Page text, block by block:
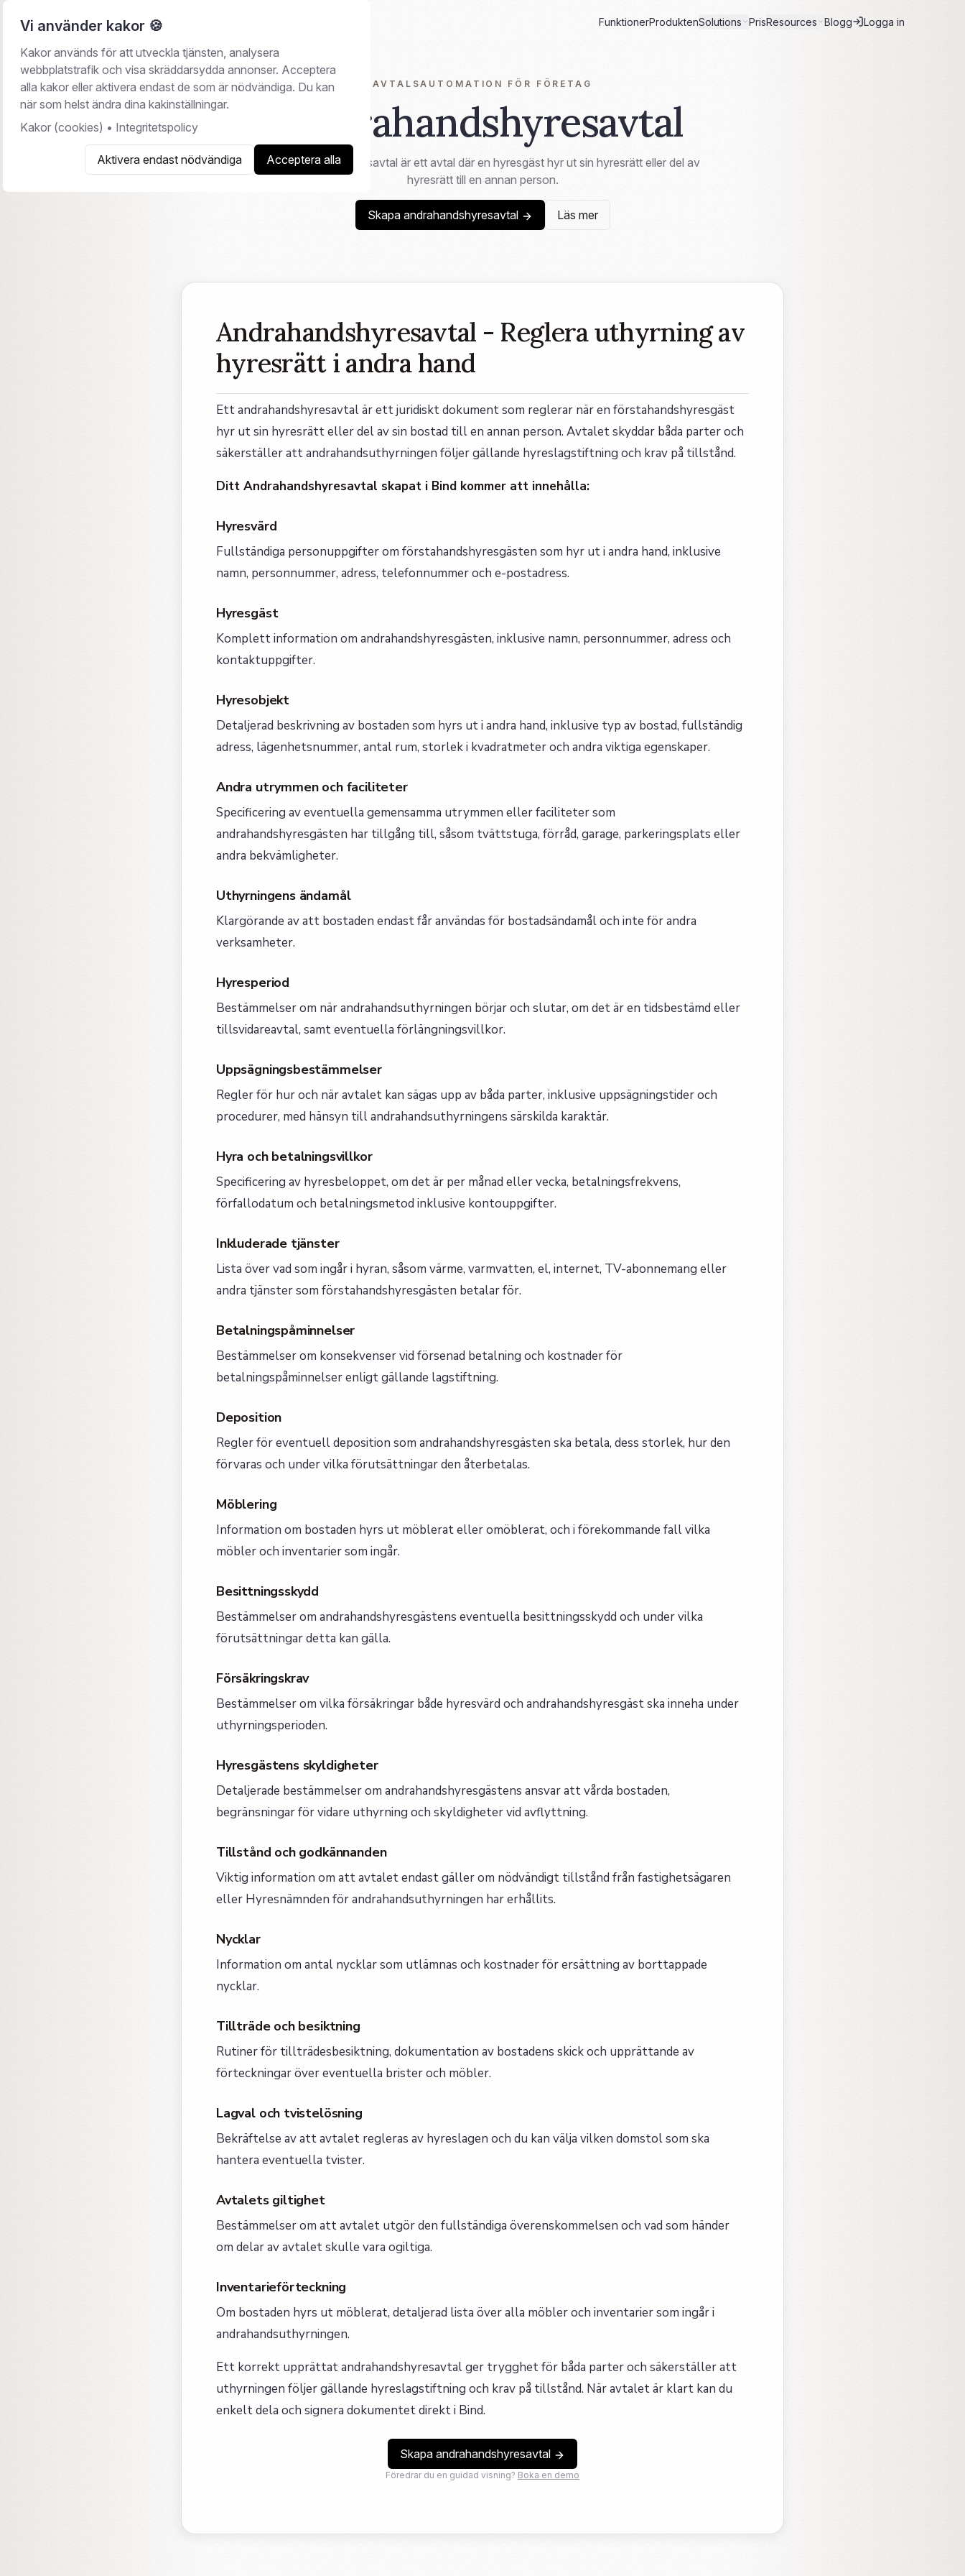
Vi använder kakor 🍪
Kakor används för att utveckla tjänsten, analysera
webbplatstrafik och visa skräddarsydda annonser. Acceptera
alla kakor eller aktivera endast de som är nödvändiga. Du kan
när som helst ändra dina kakinställningar.
Kakor (cookies) • Integritetspolicy
Aktivera endast nödvändiga Acceptera alla
FunktionerProduktenSolutions PrisResources Blogg Logga in
AVTALSAUTOMATION FÖR FÖRETAG
Andrahandshyresavtal
Ett andrahandshyresavtal är ett avtal där en hyresgäst hyr ut sin hyresrätt eller del av
hyresrätt till en annan person.
Skapa andrahandshyresavtal Läs mer
Andrahandshyresavtal - Reglera uthyrning av
hyresrätt i andra hand
Ett andrahandshyresavtal är ett juridiskt dokument som reglerar när en förstahandshyresgäst
hyr ut sin hyresrätt eller del av sin bostad till en annan person. Avtalet skyddar båda parter och
säkerställer att andrahandsuthyrningen följer gällande hyreslagstiftning och krav på tillstånd.
Ditt Andrahandshyresavtal skapat i Bind kommer att innehålla:
Hyresvärd
Fullständiga personuppgifter om förstahandshyresgästen som hyr ut i andra hand, inklusive
namn, personnummer, adress, telefonnummer och e-postadress.
Hyresgäst
Komplett information om andrahandshyresgästen, inklusive namn, personnummer, adress och
kontaktuppgifter.
Hyresobjekt
Detaljerad beskrivning av bostaden som hyrs ut i andra hand, inklusive typ av bostad, fullständig
adress, lägenhetsnummer, antal rum, storlek i kvadratmeter och andra viktiga egenskaper.
Andra utrymmen och faciliteter
Specificering av eventuella gemensamma utrymmen eller faciliteter som
andrahandshyresgästen har tillgång till, såsom tvättstuga, förråd, garage, parkeringsplats eller
andra bekvämligheter.
Uthyrningens ändamål
Klargörande av att bostaden endast får användas för bostadsändamål och inte för andra
verksamheter.
Hyresperiod
Bestämmelser om när andrahandsuthyrningen börjar och slutar, om det är en tidsbestämd eller
tillsvidareavtal, samt eventuella förlängningsvillkor.
Uppsägningsbestämmelser
Regler för hur och när avtalet kan sägas upp av båda parter, inklusive uppsägningstider och
procedurer, med hänsyn till andrahandsuthyrningens särskilda karaktär.
Hyra och betalningsvillkor
Specificering av hyresbeloppet, om det är per månad eller vecka, betalningsfrekvens,
förfallodatum och betalningsmetod inklusive kontouppgifter.
Inkluderade tjänster
Lista över vad som ingår i hyran, såsom värme, varmvatten, el, internet, TV-abonnemang eller
andra tjänster som förstahandshyresgästen betalar för.
Betalningspåminnelser
Bestämmelser om konsekvenser vid försenad betalning och kostnader för
betalningspåminnelser enligt gällande lagstiftning.
Deposition
Regler för eventuell deposition som andrahandshyresgästen ska betala, dess storlek, hur den
förvaras och under vilka förutsättningar den återbetalas.
Möblering
Information om bostaden hyrs ut möblerat eller omöblerat, och i förekommande fall vilka
möbler och inventarier som ingår.
Besittningsskydd
Bestämmelser om andrahandshyresgästens eventuella besittningsskydd och under vilka
förutsättningar detta kan gälla.
Försäkringskrav
Bestämmelser om vilka försäkringar både hyresvärd och andrahandshyresgäst ska inneha under
uthyrningsperioden.
Hyresgästens skyldigheter
Detaljerade bestämmelser om andrahandshyresgästens ansvar att vårda bostaden,
begränsningar för vidare uthyrning och skyldigheter vid avflyttning.
Tillstånd och godkännanden
Viktig information om att avtalet endast gäller om nödvändigt tillstånd från fastighetsägaren
eller Hyresnämnden för andrahandsuthyrningen har erhållits.
Nycklar
Information om antal nycklar som utlämnas och kostnader för ersättning av borttappade
nycklar.
Tillträde och besiktning
Rutiner för tillträdesbesiktning, dokumentation av bostadens skick och upprättande av
förteckningar över eventuella brister och möbler.
Lagval och tvistelösning
Bekräftelse av att avtalet regleras av hyreslagen och du kan välja vilken domstol som ska
hantera eventuella tvister.
Avtalets giltighet
Bestämmelser om att avtalet utgör den fullständiga överenskommelsen och vad som händer
om delar av avtalet skulle vara ogiltiga.
Inventarieförteckning
Om bostaden hyrs ut möblerat, detaljerad lista över alla möbler och inventarier som ingår i
andrahandsuthyrningen.
Ett korrekt upprättat andrahandshyresavtal ger trygghet för båda parter och säkerställer att
uthyrningen följer gällande hyreslagstiftning och krav på tillstånd. När avtalet är klart kan du
enkelt dela och signera dokumentet direkt i Bind.
Skapa andrahandshyresavtal
Föredrar du en guidad visning? Boka en demo